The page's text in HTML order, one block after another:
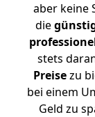
aber keine
die
stets
Preisezu
bei einem
Geld zu